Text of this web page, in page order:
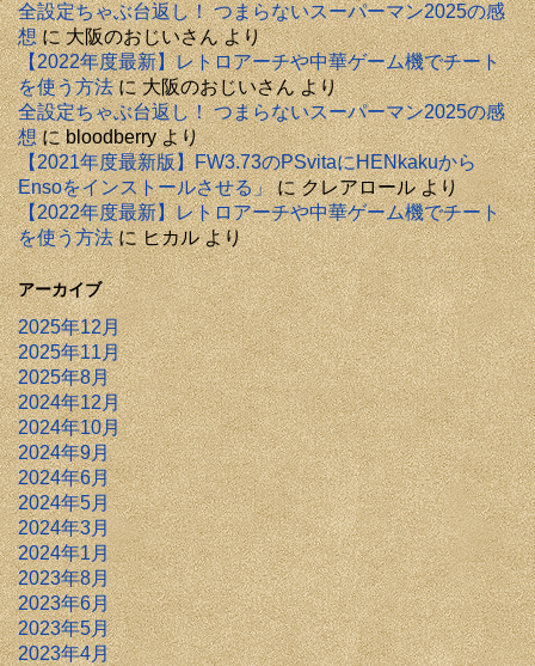
全設定ちゃぶ台返し！ つまらないスーパーマン2025の感
想に大阪のおじいさんより
【2022年度最新】レトロアーチや中華ゲーム機でチート
を使う方法に大阪のおじいさんより
全設定ちゃぶ台返し！ つまらないスーパーマン2025の感
想にbloodberryより
【2021年度最新版】FW3.73のPSvitaにHENkakuから
Ensoをインストールさせる」にクレアロールより
【2022年度最新】レトロアーチや中華ゲーム機でチート
を使う方法にヒカルより
アーカイブ
2025年12月
2025年11月
2025年8月
2024年12月
2024年10月
2024年9月
2024年6月
2024年5月
2024年3月
2024年1月
2023年8月
2023年6月
2023年5月
2023年4月